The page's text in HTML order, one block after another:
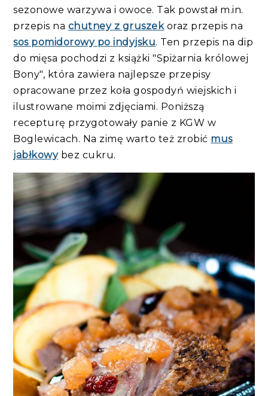
sezonowe warzywa i owoce. Tak powstał m.in.
przepis na chutney z gruszekoraz przepis na
sos pomidorowy po indyjsku. Ten przepis na dip
do mięsa pochodzi z książki "Spiżarnia królowej
Bony", która zawiera najlepsze przepisy
opracowane przez koła gospodyń wiejskich i
ilustrowane moimi zdjęciami. Poniższą
recepturę przygotowały panie z KGW w
Boglewicach. Na zimę warto też zrobić mus
jabłkowybez cukru.